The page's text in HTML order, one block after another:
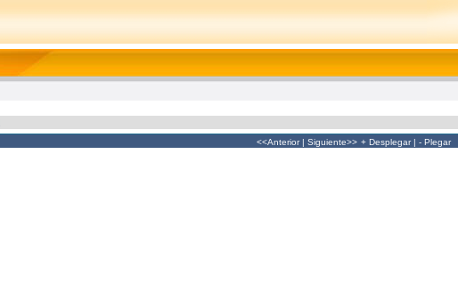
<<Anterior| Siguiente>> + Desplegar| - Plegar